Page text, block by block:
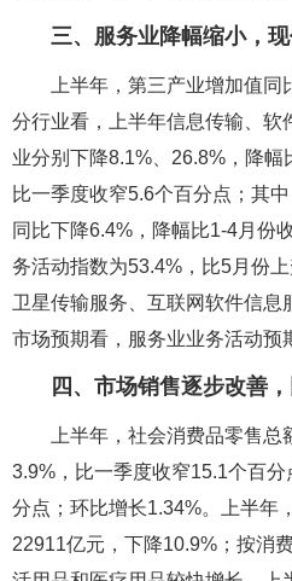
三、服务业降幅缩小，
上半年，第三产业增加值
分行业看，上半年信息传输、软
业分别下降8.1%、26.8%，降
比一季度收窄5.6个百分点；其
同比下降6.4%，降幅比1-4月份
务活动指数为53.4%，比5月份
卫星传输服务、互联网软件信
市场预期看，服务业业务活动预
四、市场销售逐步改善
上半年，社会消费品零售
3.9%，比一季度收窄15.1个百
分点；环比增长1.34%。上半年
22911亿元，下降10.9%；按消